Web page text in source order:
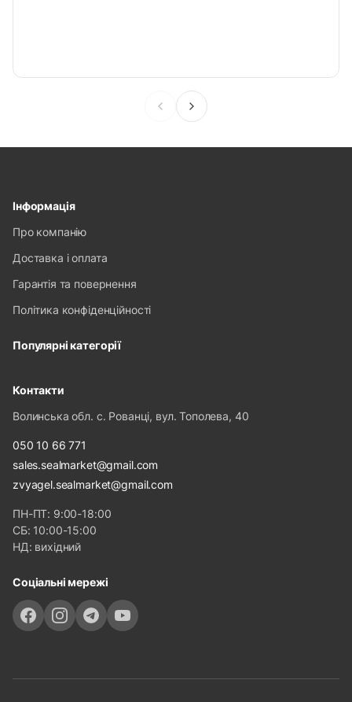
Інформація
Про компанію
Доставка і оплата
Гарантія та повернення
Політика конфіденційності
Популярні категорії
Контакти
Волинська обл. с. Рованці, вул. Тополева, 40
050 10 66 771
sales.sealmarket@gmail.com
zvyagel.sealmarket@gmail.com
ПН-ПТ: 9:00-18:00
СБ: 10:00-15:00
НД: вихідний
Соціальні мережі